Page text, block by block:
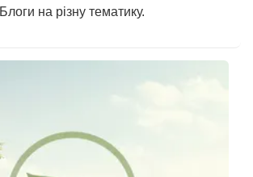
Блоги на різну тематику.